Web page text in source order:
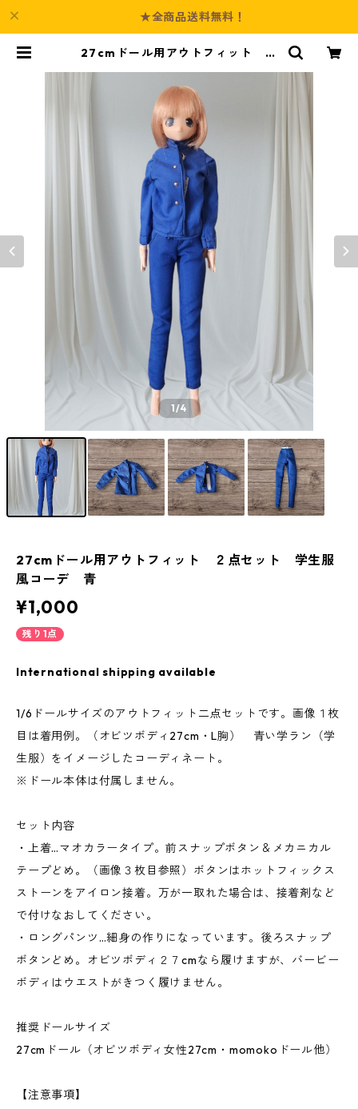
★全商品送料無料！
27cmドール用アウトフィット ２
1/4
27cmドール用アウトフィット ２点セット 学生服
風コーデ 青
¥1,000
残り1点
International shipping available
1/6ドールサイズのアウトフィット二点セットです。画像１枚
目は着用例。（オビツボディ27cm・L胸） 青い学ラン（学
生服）をイメージしたコーディネート。
※ドール本体は付属しません。
セット内容
・上着…マオカラータイプ。前スナップボタン＆メカニカル
テープどめ。（画像３枚目参照）ボタンはホットフィックス
ストーンをアイロン接着。万が一取れた場合は、接着剤など
で付けなおしてください。
・ロングパンツ…細身の作りになっています。後ろスナップ
ボタンどめ。オビツボディ２７cmなら履けますが、バービー
ボディはウエストがきつく履けません。
推奨ドールサイズ
27cmドール（オビツボディ女性27cm・momokoドール他）
【注意事項】